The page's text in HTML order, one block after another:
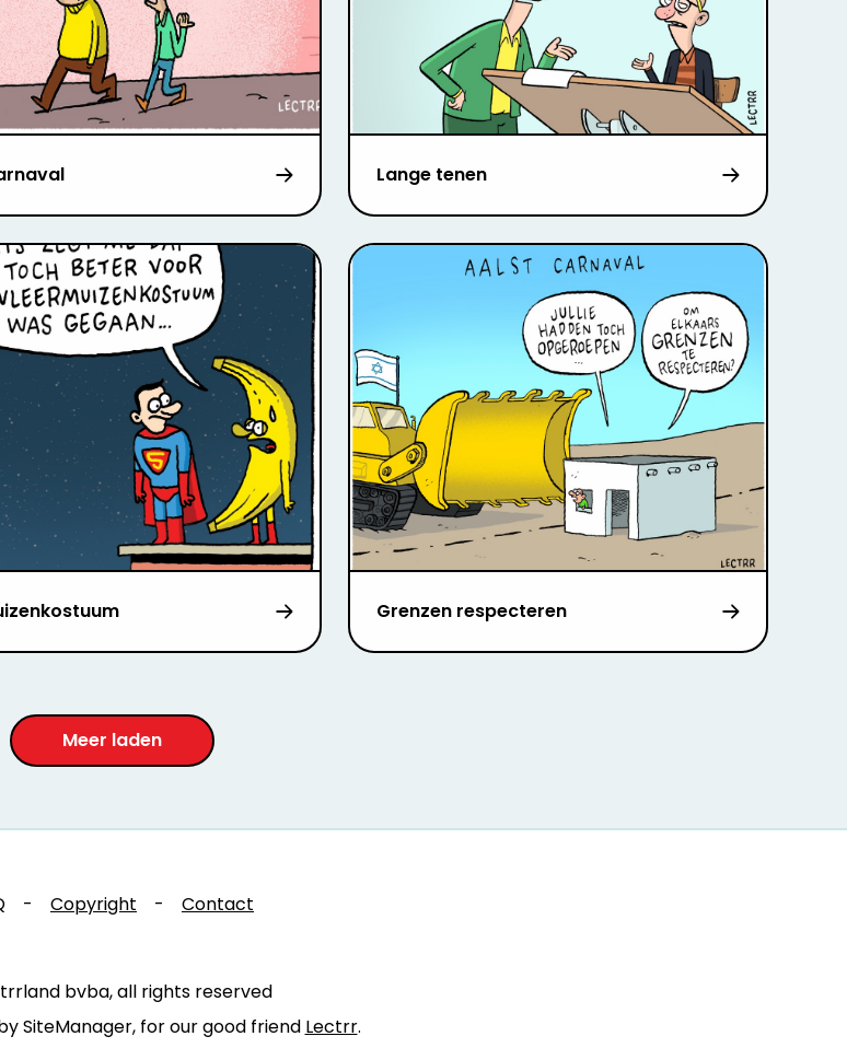
Lange tenen
Grenzen respecteren
Meer laden
- Copyright - Contact
bvba, all rights reserved
SiteManager, for our good friend Lectrr.